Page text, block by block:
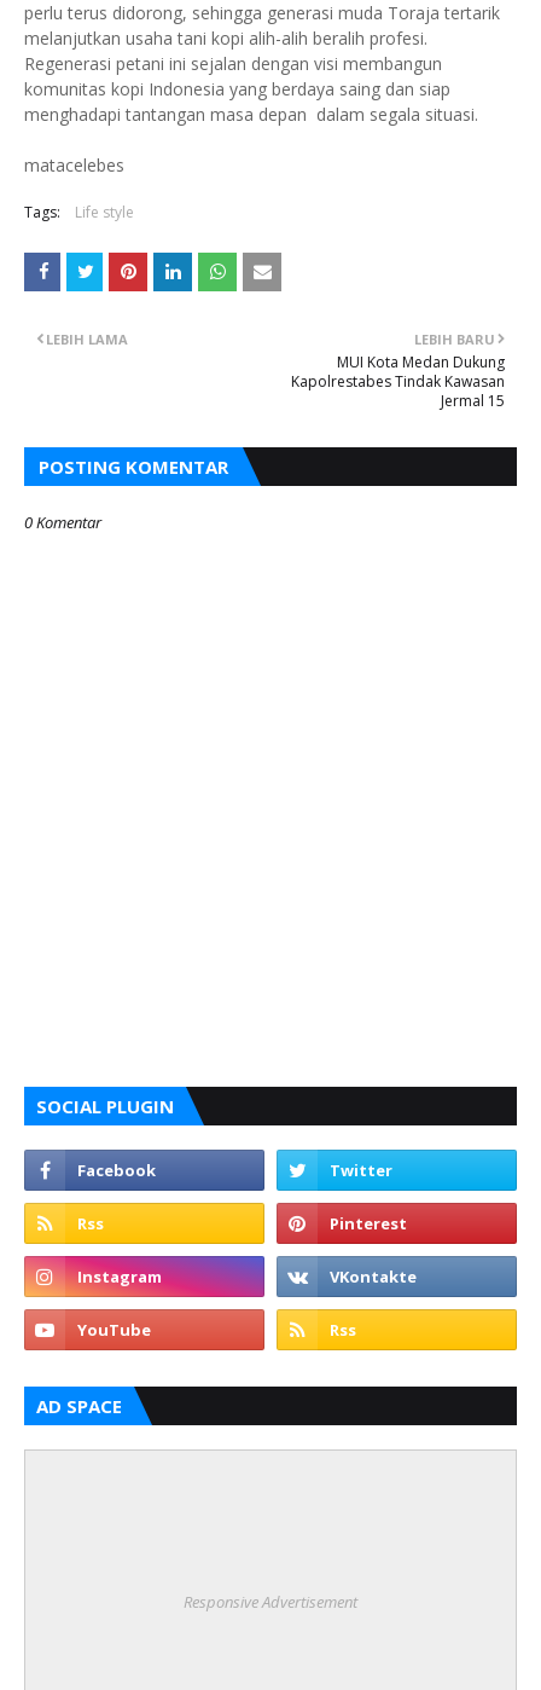
perlu terus didorong, sehingga generasi muda Toraja tertarik
melanjutkan usaha tani kopi alih-alih beralih profesi.
Regenerasi petani ini sejalan dengan visi membangun
komunitas kopi Indonesia yang berdaya saing dan siap
menghadapi tantangan masa depan dalam segala situasi.
matacelebes
Tags: Life style
LEBIH BARU
MUI Kota Medan Dukung
Kapolrestabes Tindak Kawasan
Jermal 15
LEBIH LAMA
POSTING KOMENTAR
0 Komentar
SOCIAL PLUGIN
AD SPACE
Responsive Advertisement